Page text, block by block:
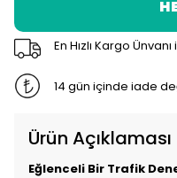
En Hızlı Kargo Ünvanı
14 gün içinde iade
Ürün Açıklaması
Eğlenceli Bir Trafik